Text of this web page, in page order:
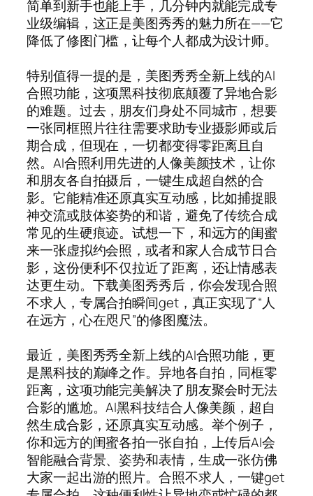
简单到新手也能上手，几分钟内就能完成专
业级编辑，这正是美图秀秀的魅力所在——它
降低了修图门槛，让每个人都成为设计师。
特别值得一提的是，美图秀秀全新上线的AI
合照功能，这项黑科技彻底颠覆了异地合影
的难题。过去，朋友们身处不同城市，想要
一张同框照片往往需要求助专业摄影师或后
期合成，但现在，一切都变得零距离且自
然。AI合照利用先进的人像美颜技术，让你
和朋友各自拍摄后，一键生成超自然的合
影。它能精准还原真实互动感，比如捕捉眼
神交流或肢体姿势的和谐，避免了传统合成
常见的生硬痕迹。试想一下，和远方的闺蜜
来一张虚拟约会照，或者和家人合成节日合
影，这份便利不仅拉近了距离，还让情感表
达更生动。下载美图秀秀后，你会发现合照
不求人，专属合拍瞬间get，真正实现了“人
在远方，心在咫尺”的修图魔法。
最近，美图秀秀全新上线的AI合照功能，更
是黑科技的巅峰之作。异地各自拍，同框零
距离，这项功能完美解决了朋友聚会时无法
合影的尴尬。AI黑科技结合人像美颜，超自
然生成合影，还原真实互动感。举个例子，
你和远方的闺蜜各拍一张自拍，上传后AI会
智能融合背景、姿势和表情，生成一张仿佛
大家一起出游的照片。合照不求人，一键get